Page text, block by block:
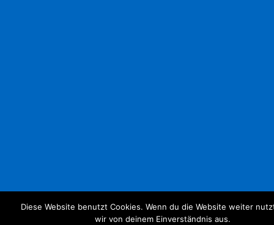
Diese Website benutzt Cookies. Wenn du die Website weiter
wir von deinem Einverständnis aus.